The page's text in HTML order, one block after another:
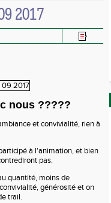
2017
nous ?????
et convivialité, rien à
à l'animation, et bien
pas.
quantité, moins de
générosité et on
trail.